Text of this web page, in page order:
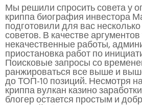
Мы решили спросить совета у
криппа биография инвестора
подготовили для вас
советов. В качестве
некачественные работы,
приостановка работ по
Поисковые запросы со
ранжироваться все выше и
до ТОП-10 позиций. Несмотря
криппа вулкан казино
блогер остается простым и